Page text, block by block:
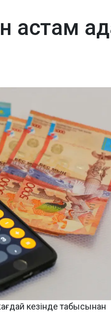
астам
кезінде табысынан